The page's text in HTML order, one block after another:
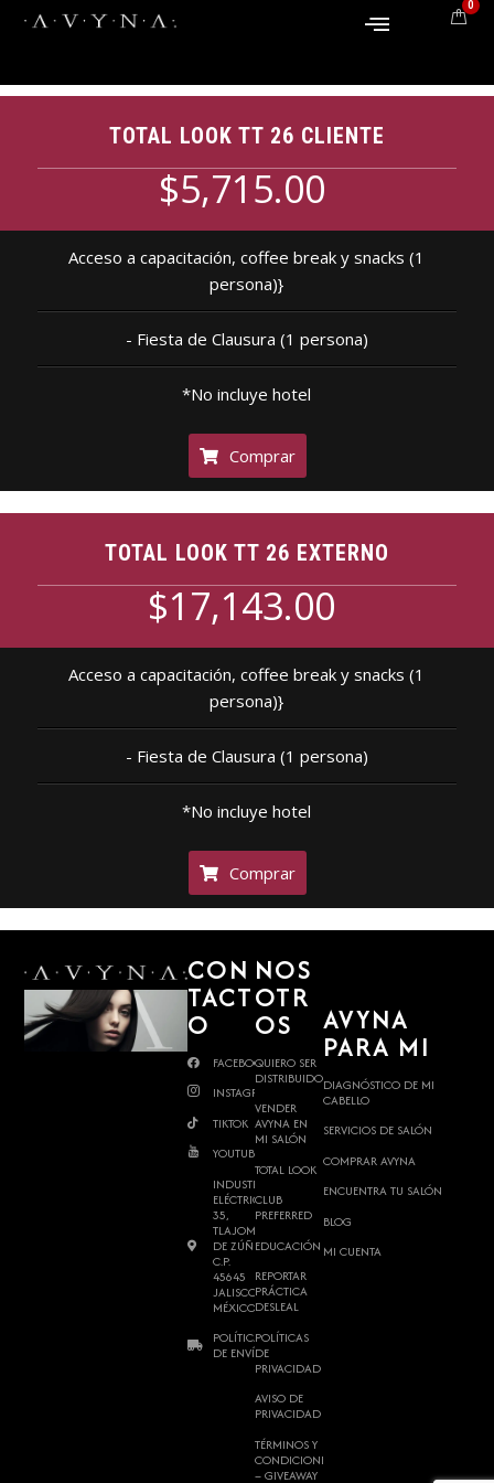
0
TOTAL LOOK TT 26 CLIENTE
$5,715.00
Acceso a capacitación, coffee break y snacks (1
persona)}
- Fiesta de Clausura (1 persona)
*No incluye hotel
Comprar
TOTAL LOOK TT 26 EXTERNO
$17,143.00
Acceso a capacitación, coffee break y snacks (1
persona)}
- Fiesta de Clausura (1 persona)
*No incluye hotel
Comprar
CON
TACT
O
FACEBOOK
INSTAGRAM
TIKTOK
YOUTUBE
INDUSTRIA
ELÉCTRICA
35,
TLAJOMULCO
DE ZÚÑIGA,
C.P.
45645
JALISCO,
MÉXICO.
POLÍTICAS
DE ENVÍO
NOS
OTR
OS
QUIERO SER
DISTRIBUIDOR
VENDER
AVYNA EN
MI SALÓN
TOTAL LOOK
CLUB
PREFERRED
EDUCACIÓN
REPORTAR
PRÁCTICA
DESLEAL
POLÍTICAS
DE
PRIVACIDAD
AVISO DE
PRIVACIDAD
TÉRMINOS Y
CONDICIONES
– GIVEAWAY
AVYNA
PARA MI
DIAGNÓSTICO DE MI
CABELLO
SERVICIOS DE SALÓN
COMPRAR AVYNA
ENCUENTRA TU SALÓN
BLOG
MI CUENTA